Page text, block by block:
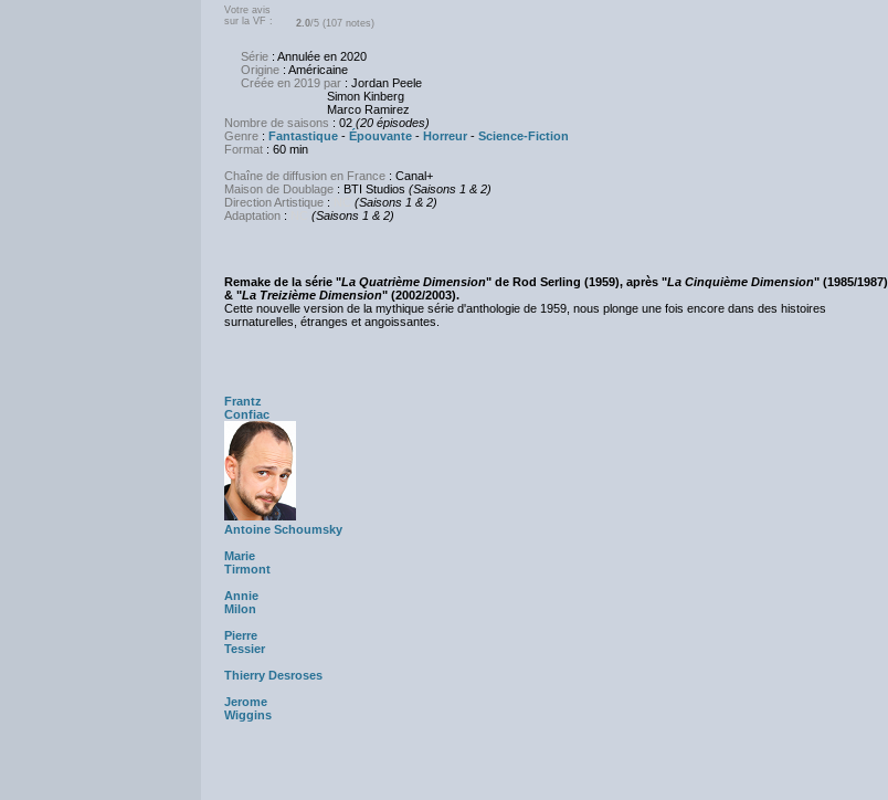
Votre avis
sur la VF :
2.0/5 (107 notes)
Série : Annulée en 2020
Origine : Américaine
Créée en 2019 par : Jordan Peele
Simon Kinberg
Marco Ramirez
Nombre de saisons : 02 (20 épisodes)
Genre : Fantastique - Épouvante - Horreur - Science-Fiction
Format : 60 min
Chaîne de diffusion en France : Canal+
Maison de Doublage : BTI Studios (Saisons 1 & 2)
Direction Artistique :
(Saisons 1 & 2)
Adaptation : (Saisons 1 & 2)
Remake de la série "La Quatrième Dimension" de Rod Serling (1959), après "La Cinquième Dimension" (1985/1987)
& "La Treizième Dimension" (2002/2003).
Cette nouvelle version de la mythique série d'anthologie de 1959, nous plonge une fois encore dans des histoires
surnaturelles, étranges et angoissantes.
Frantz
Confiac
Antoine Schoumsky
Marie
Tirmont
Annie
Milon
Pierre
Tessier
Thierry Desroses
Jerome
Wiggins